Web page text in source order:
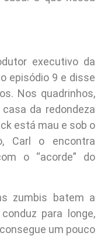
executivo da
episódio 9 e disse
Nos quadrinhos,
da redondeza
está mau e sob o
Carl o encontra
o “acorde” do
zumbis batem a
para longe,
um pouco